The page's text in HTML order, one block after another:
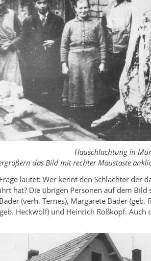
Hauschlachtung in
das Bild mit rechter Maustaste
lautet: Wer kennt den Schlachter der
hat? Die übrigen Personen auf dem
(verh. Ternes), Margarete Bader (geb.
Heckwolf) und Heinrich Roßkopf. Auch